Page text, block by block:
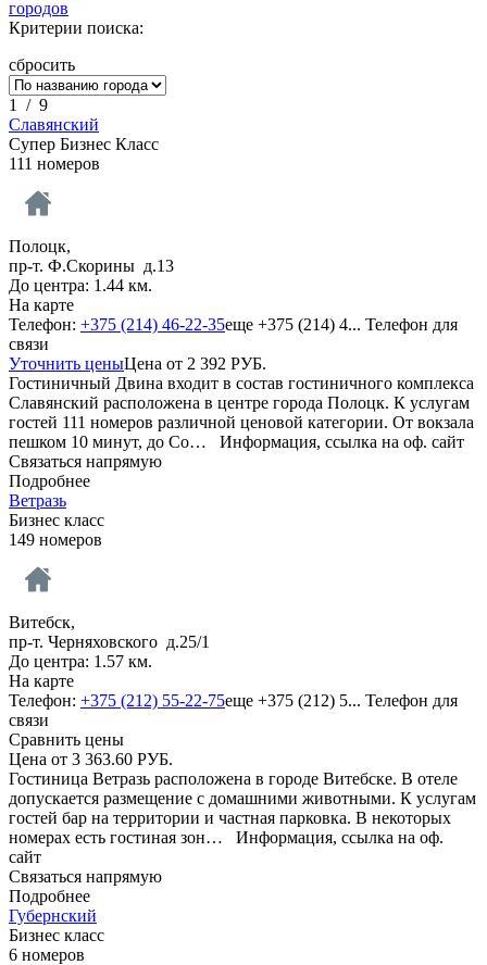
городов
Критерии поиска:
сбросить
1 / 9
Славянский
Супер Бизнес Класс
111 номеров
Полоцк,
пр-т. Ф.Скорины д.13
До центра: 1.44 км.
На карте
Телефон: +375 (214) 46-22-35еще +375 (214) 4... Телефон для
связи
Уточнить ценыЦена от 2 392 РУБ.
Гостиничный Двина входит в состав гостиничного комплекса
Славянский расположена в центре города Полоцк. К услугам
гостей 111 номеров различной ценовой категории. От вокзала
пешком 10 минут, до Со… Информация, ссылка на оф. сайт
Связаться напрямую
Подробнее
Ветразь
Бизнес класс
149 номеров
Витебск,
пр-т. Черняховского д.25/1
До центра: 1.57 км.
На карте
Телефон: +375 (212) 55-22-75еще +375 (212) 5... Телефон для
связи
Сравнить цены
Цена от 3 363.60 РУБ.
Гостиница Ветразь расположена в городе Витебске. В отеле
допускается размещение с домашними животными. К услугам
гостей бар на территории и частная парковка. В некоторых
номерах есть гостиная зон… Информация, ссылка на оф.
сайт
Связаться напрямую
Подробнее
Губернский
Бизнес класс
6 номеров